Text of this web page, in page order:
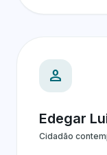
person
Edegar
Cidadão